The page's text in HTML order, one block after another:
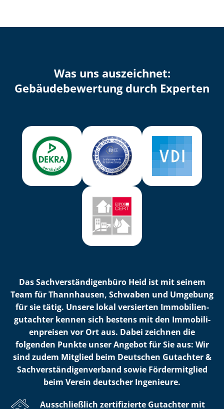
Was uns auszeichnet:
Ge­bäu­de­be­wer­tung durch Experten
Das Sach­ver­stän­di­gen­bü­ro Heid ist mit seinem
Team für Thannhausen, Schwaben und Umgebung
für sie tätig. Unsere lokal versierten Im­mo­bi­li­en­
gut­ach­ter kennen sich bestens mit den Im­mo­bi­li­
en­prei­sen vor Ort aus. Dabei zeichnen die
folgenden Punkte unser Angebot für Sie aus: Wir
sind zudem Mitglied beim Deutschen Gutachter &
Sach­ver­stän­di­gen­ver­band sowie Fördermitglied
beim Verein deutscher Ingenieure.
Ausschließlich zertifizierte Gutachter mit